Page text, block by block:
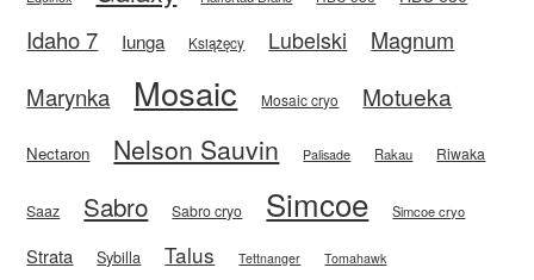
Idaho 7 Iunga Książęcy Lubelski
Magnum
Marynka
Mosaic Mosaic cryo Motueka
Nectaron Nelson Sauvin Palisade Rakau Riwaka
Saaz Sabro Sabro cryo Simcoe Simcoe cryo
Strata Sybilla Talus Tettnanger Tomahawk